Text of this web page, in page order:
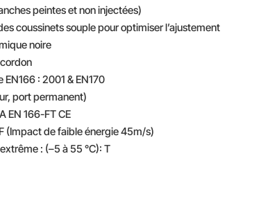
peintes et non injectées)
coussinets souple pour optimiser l’ajustement
noire
: 2001 & EN170
port permanent)
EN 166-FT CE
(Impact de faible énergie 45m/s)
: (–5 à 55 °C): T